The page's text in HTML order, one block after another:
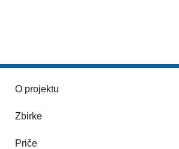
O projektu
Zbirke
Priče